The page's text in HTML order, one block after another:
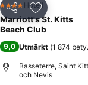
Dela Lägg till i
4 StjärnorHotell
Marriott's St. Kitts
Beach Club
9,0 Utmärkt (1 874
Basseterre, Saint
och Nevis